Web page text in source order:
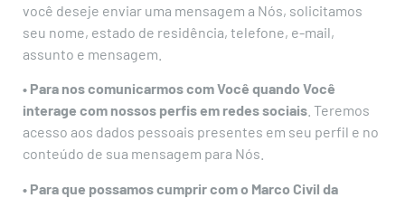
você deseje enviar uma mensagem a Nós, solicitamos
seu nome, estado de residência, telefone, e-mail,
assunto e mensagem.
• Para nos comunicarmos com Você quando Você
interage com nossos perfis em redes sociais . Teremos
acesso aos dados pessoais presentes em seu perfil e no
conteúdo de sua mensagem para Nós.
• Para que possamos cumprir com o Marco Civil da